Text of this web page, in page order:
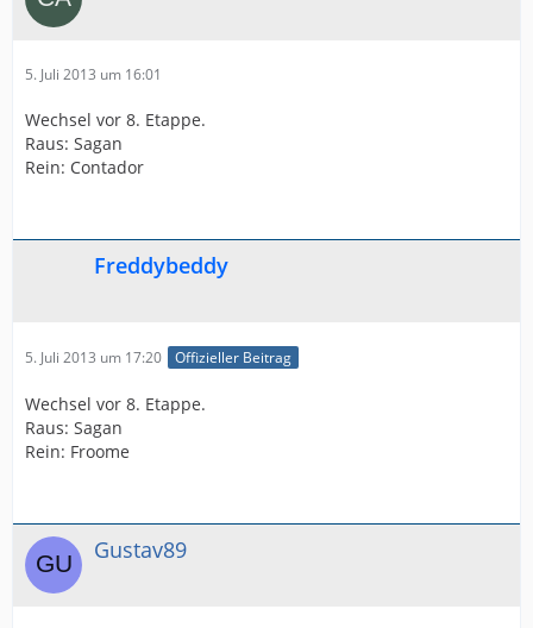
5. Juli 2013 um 16:01
Wechsel vor 8. Etappe.
Raus: Sagan
Rein: Contador
Freddybeddy
5. Juli 2013 um 17:20 Offizieller Beitrag
Wechsel vor 8. Etappe.
Raus: Sagan
Rein: Froome
Gustav89